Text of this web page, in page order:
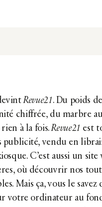
Revue21. Du poids
chiffrée, du marbre
rien à la fois.Revue21 est
publicité, vendu en
C’est aussi un
où découvrir nos
Mais ça, vous le savez
votre ordinateur au